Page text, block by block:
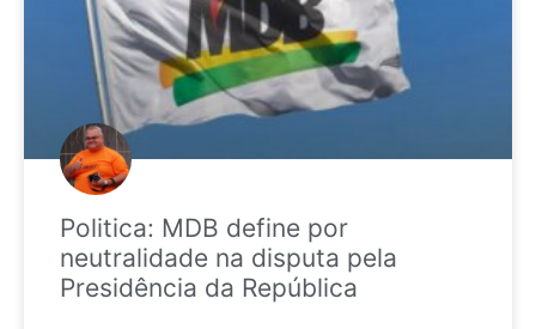
Politica: MDB define por
neutralidade na disputa pela
Presidência da República